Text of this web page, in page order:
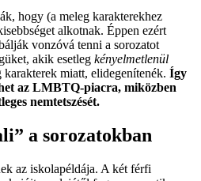
hogy (a meleg karakterekhez
alkotnak. Éppen ezért
vonzóvá tenni a sorozatot
akik esetleg kényelmetlenül
miatt, elidegenítenék. Így
az LMBTQ-piacra, miközben
nemtetszését.
a sorozatokban
az iskolapéldája. A két férfi